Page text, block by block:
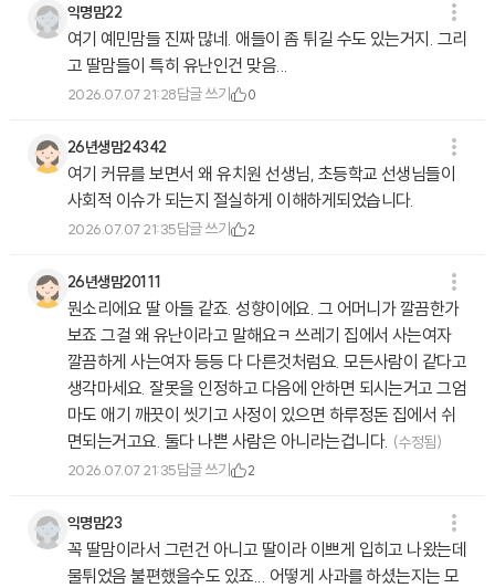
익명맘22
여기 예민맘들 진짜 많네. 애들이 좀 튀길 수도 있는거지. 그리
고 딸맘들이 특히 유난인건 맞음...
2026.07.07 21:28답글 쓰기 0
26년생맘24342
여기 커뮤를 보면서 왜 유치원 선생님, 초등학교 선생님들이
사회적 이슈가 되는지 절실하게 이해하게되었습니다.
2026.07.07 21:35답글 쓰기 2
26년생맘20111
뭔소리에요 딸 아들 같죠. 성향이에요. 그 어머니가 깔끔한가
보죠 그걸 왜 유난이라고 말해요ㅋ 쓰레기 집에서 사는여자
깔끔하게 사는여자 등등 다 다른것처럼요. 모든사람이 같다고
생각마세요. 잘못을 인정하고 다음에 안하면 되시는거고 그엄
마도 애기 깨끗이 씻기고 사정이 있으면 하루정돈 집에서 쉬
면되는거고요. 둘다 나쁜 사람은 아니라는겁니다. (수정됨)
2026.07.07 21:35답글 쓰기 2
익명맘23
꼭 딸맘이라서 그런건 아니고 딸이라 이쁘게 입히고 나왔는데
물튀었음 불편했을수도 있죠... 어떻게 사과를 하셨는지는 모